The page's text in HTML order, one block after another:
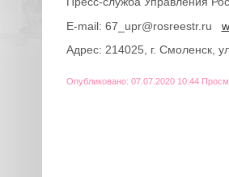
E-mail: 67_upr@rosreestr.ru
Адрес: 214025, г. Смоленск,
Опубликовано: 07.07.2020 10:44